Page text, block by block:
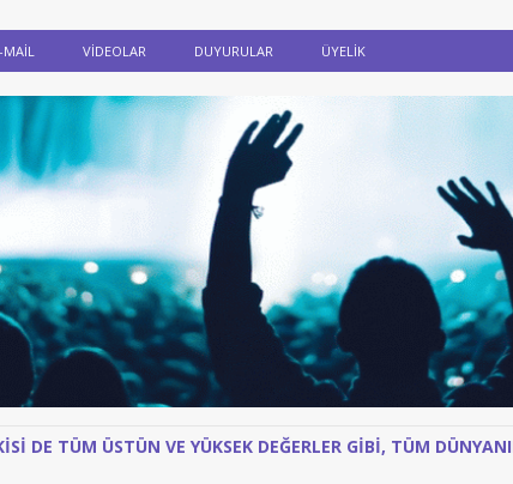
MAIL VIDEOLAR DUYURULAR ÜYELİK
DE TÜM ÜSTÜN VE YÜKSEK DEĞERLER GIBI, TÜM